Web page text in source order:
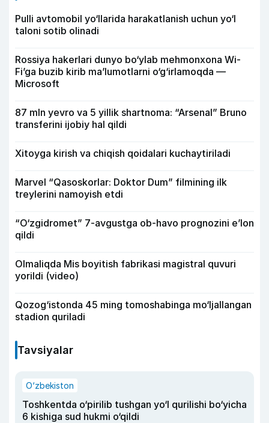
Pulli avtomobil yo‘llarida harakatlanish uchun yo‘l
taloni sotib olinadi
Rossiya hakerlari dunyo bo‘ylab mehmonxona Wi-
Fi’ga buzib kirib ma’lumotlarni o‘g‘irlamoqda —
Microsoft
87 mln yevro va 5 yillik shartnoma: “Arsenal” Bruno
transferini ijobiy hal qildi
Xitoyga kirish va chiqish qoidalari kuchaytiriladi
Marvel “Qasoskorlar: Doktor Dum” filmining ilk
treylerini namoyish etdi
“O‘zgidromet” 7-avgustga ob-havo prognozini e’lon
qildi
Olmaliqda Mis boyitish fabrikasi magistral quvuri
yorildi (video)
Qozog‘istonda 45 ming tomoshabinga mo‘ljallangan
stadion quriladi
Tavsiyalar
O‘zbekiston
Toshkentda o‘pirilib tushgan yo‘l qurilishi bo‘yicha
6 kishiga sud hukmi o‘qildi